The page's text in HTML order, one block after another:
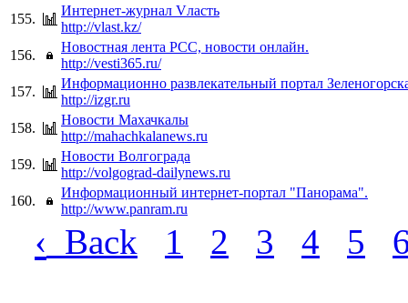
155.
Интернет-журнал Vласть
http://vlast.kz/
156.
Новостная лента РСС, новости онлайн.
http://vesti365.ru/
157.
Информационно развлекательный портал
http://izgr.ru
158.
Новости Махачкалы
http://mahachkalanews.ru
159.
Новости Волгограда
http://volgograd-dailynews.ru
160.
Информационный интернет-портал "Панорама".
http://www.panram.ru
‹ Back 1 2 3 4 5